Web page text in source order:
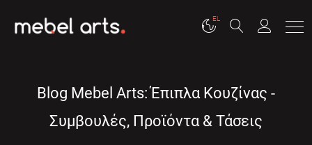
EL
Blog Mebel Arts: Έπιπλα Κουζίνας -
Συμβουλές, Προϊόντα & Τάσεις